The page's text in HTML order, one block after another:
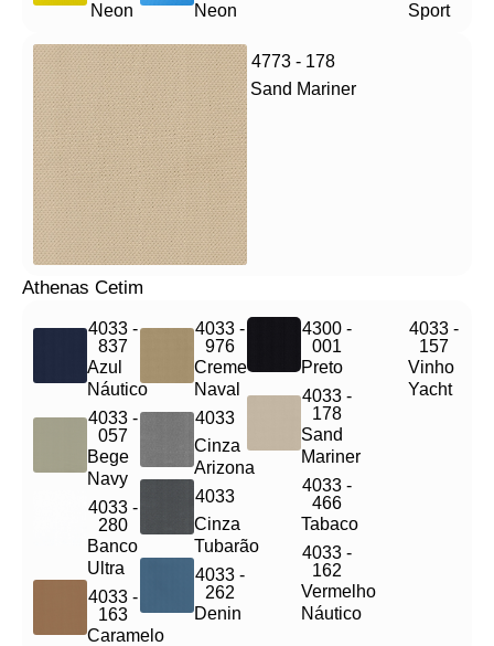
Neon
Neon
Sport
4773 - 178
Sand Mariner
Athenas Cetim
4033 -
837
Azul
Náutico
4033 -
057
Bege
Navy
4033 -
280
Banco
Ultra
4033 -
163
Caramelo
4033 -
976
Creme
Naval
4033
Cinza
Arizona
4033
Cinza
Tubarão
4033 -
262
Denin
4300 -
001
Preto
4033 -
178
Sand
Mariner
4033 -
466
Tabaco
4033 -
162
Vermelho
Náutico
4033 -
157
Vinho
Yacht